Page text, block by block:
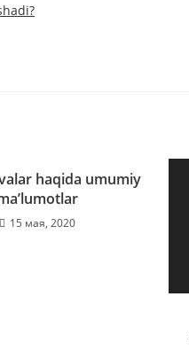
haqida umumiy
15 мая, 2020